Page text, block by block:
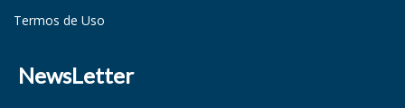
Termos de Uso
NewsLetter